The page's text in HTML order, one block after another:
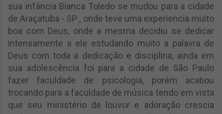
sua infância Bianca Toledo se mudou para a cidade
de Araçatuba - SP , onde teve uma experiencia muito
boa com Deus, onde a mesma decidiu se dedicar
intensamente a ele estudando muito a palavra de
Deus com toda a dedicação e disciplina, ainda em
sua adolescência foi para a cidade de São Paulo
fazer faculdade de psicologia, porém acabou
trocando para a faculdade de música tendo em vista
que seu ministério de louvor e adoração crescia